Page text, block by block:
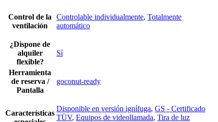
Control de la
ventilación
Controlable individualmente, Totalmente
automático
¿Dispone de
alquiler
flexible?
Sí
Herramienta
de reserva /
Pantalla
goconut-ready
Características
Disponible en versión ignífuga, GS - Certificado
TÜV, Equipos de videollamada, Tira de luz